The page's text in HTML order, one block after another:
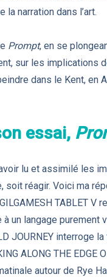
la narration dans l’art.
Prompt, en se
sur les implications
dans le Kent, en
essai,
lu et assimilé les
soit réagir. Voici ma
TABLET
à un langage
JOURNEY interroge
ALONG THE
autour de Rye